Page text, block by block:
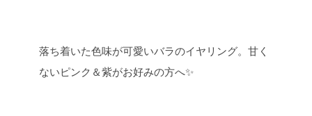
落ち着いた色味が可愛いバラのイヤリング。甘く
ないピンク＆紫がお好みの方へ✨